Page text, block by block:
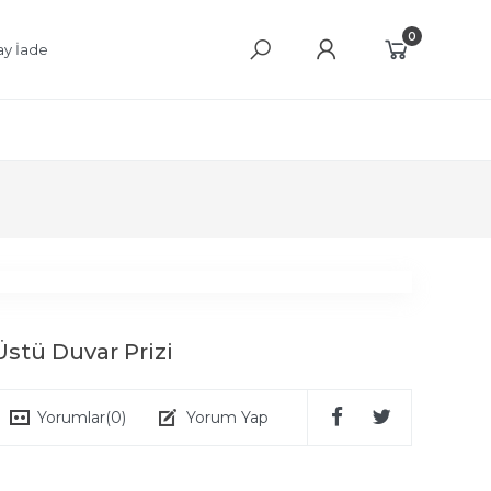
İade
0
Duvar Prizi
Yorumlar(0) Yorum Yap